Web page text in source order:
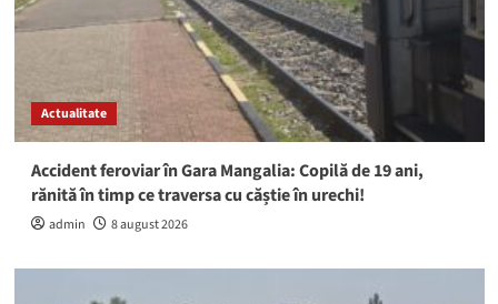
Actualitate
Accident feroviar în Gara Mangalia: Copilă de 19 ani,
rănită în timp ce traversa cu căștie în urechi!
admin 8 august 2026